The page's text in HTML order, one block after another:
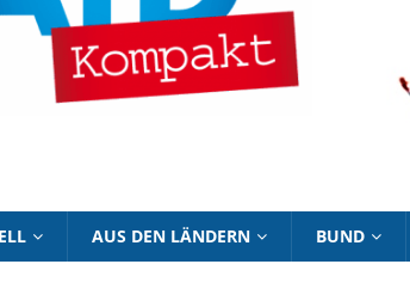
AUS DEN LÄNDERN BUND